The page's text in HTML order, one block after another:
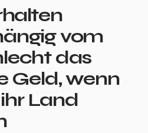
vom
das
Geld, wenn
Land